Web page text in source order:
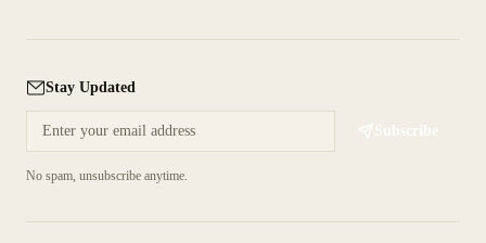
Stay Updated
Subscribe
No spam, unsubscribe anytime.